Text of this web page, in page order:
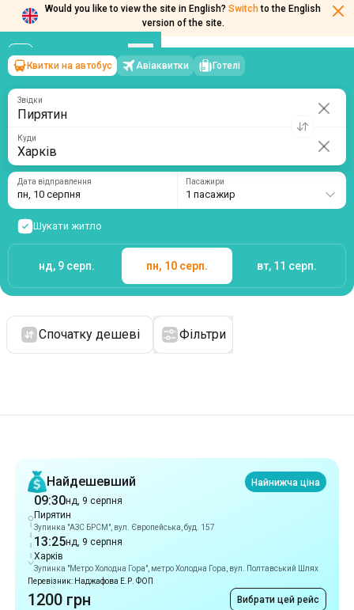
Would you like to view the site in English? Switch to the English
version of the site.
Пирятин →Харків
пн, 10 серпня/1 пасажир
Квитки на автобус Авіаквитки Готелі
Звідки
Куди
Дата відправлення
пн, 10 серпня
Пасажири
1 пасажир
Шукати житло
нд, 9 серп. пн, 10 серп. вт, 11 серп.
Спочатку дешеві Фільтри
Найдешевший
Найнижча ціна
09:30нд, 9 серпня
Пирятин
Зупинка "АЗС БРСМ", вул. Європейська, буд. 157
13:25нд, 9 серпня
Харків
Зупинка "Mетро Холодна Гора", метро Холодна Гора, вул. Полтавський Шлях
Перевізник: Наджафова Е.Р. ФОП
1200 грн Вибрати цей рейс